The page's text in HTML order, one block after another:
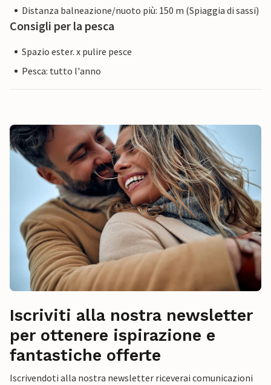
Distanza balneazione/nuoto più: 150 m (Spiaggia di sassi)
Consigli per la pesca
Spazio ester. x pulire pesce
Pesca: tutto l'anno
Iscriviti alla nostra newsletter
per ottenere ispirazione e
fantastiche offerte
Iscrivendoti alla nostra newsletter riceverai comunicazioni